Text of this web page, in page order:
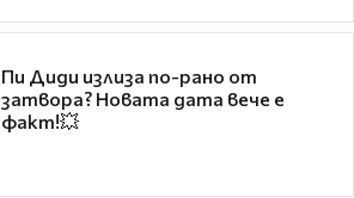
Пи Диди излиза по-рано от
затвора? Новата дата вече е
факт!💥